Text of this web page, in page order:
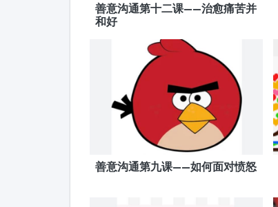
善意沟通第十二课——治愈痛苦并
和好
善意沟通第九课——如何面对愤怒